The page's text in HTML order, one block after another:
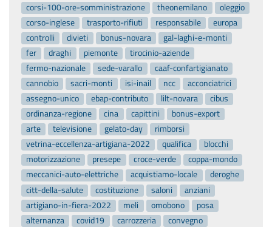
corsi-100-ore-somministrazione
theonemilano
oleggio
corso-inglese
trasporto-rifiuti responsabile
europa
controlli
divieti bonus-novara
gal-laghi-e-monti
fer
draghi piemonte
tirocinio-aziende
fermo-nazionale
sede-varallo
caaf-confartigianato
cannobio
sacri-monti isi-inail ncc
acconciatrici
assegno-unico
ebap-contributo lilt-novara
cibus
ordinanza-regione
cina capittini
bonus-export
arte
televisione gelato-day
rimborsi
vetrina-eccellenza-artigiana-2022
qualifica
blocchi
motorizzazione
presepe croce-verde
coppa-mondo
meccanici-auto-elettriche
acquistiamo-locale
deroghe
citt-della-salute
costituzione saloni
anziani
artigiano-in-fiera-2022
meli omobono
posa
alternanza
covid19 carrozzeria
convegno